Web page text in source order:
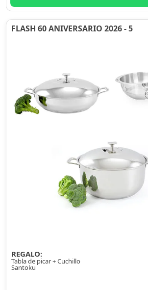
FLASH 60 ANIVERSARIO 2026 - 5
REGALO:
Tabla de picar + Cuchillo
Santoku